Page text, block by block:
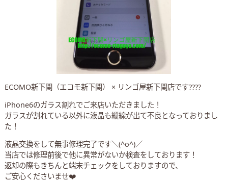
ECOMO新下関（エコモ新下関） × リンゴ屋新下関店です????
iPhone6のガラス割れでご来店いただきました！
ガラスが割れている以外に液晶も縦線が出て不良となっておりまし
た！
液晶交換をして無事修理完了です＼(^o^)／
当店では修理前後で他に異常がないか検査をしております！
返却の際もきちんと端末チェックをしておりますので、
ご安心くださいませ❤️